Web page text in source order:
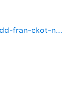
fran-ekot-n…